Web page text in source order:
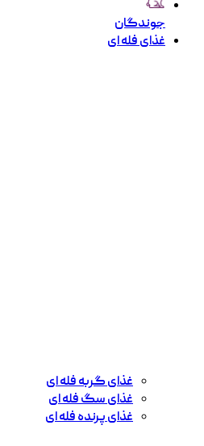
جوندگان
غذای فله ای
غذای گربه فله ای
غذای سگ فله ای
غذای پرنده فله ای